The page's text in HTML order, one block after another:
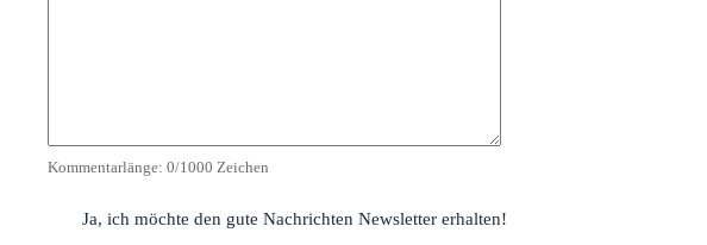
Kommentarlänge: 0/1000 Zeichen
Ja, ich möchte den gute Nachrichten Newsletter erhalten!